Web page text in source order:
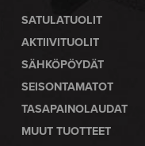
SATULATUOLIT
AKTIIVITUOLIT
SÄHKÖPÖYDÄT
SEISONTAMATOT
TASAPAINOLAUDAT
MUUT TUOTTEET